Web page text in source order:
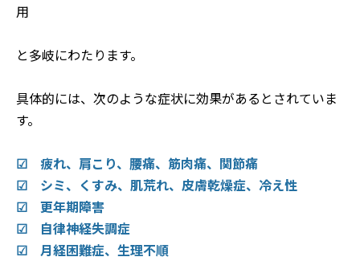
用
と多岐にわたります。
具体的には、次のような症状に効果があるとされていま
す。
☑ 疲れ、肩こり、腰痛、筋肉痛、関節痛
☑ シミ、くすみ、肌荒れ、皮膚乾燥症、冷え性
☑ 更年期障害
☑ 自律神経失調症
☑ 月経困難症、生理不順